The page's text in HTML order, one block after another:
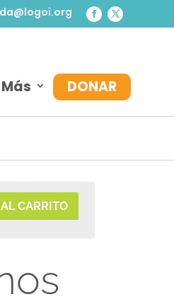
Más DONAR
CARRITO